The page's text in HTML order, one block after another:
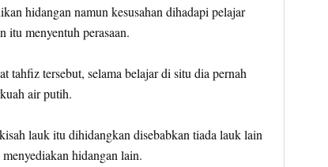
hidangan namun kesusahan dihadapi pelajar
itu menyentuh perasaan.
tahfiz tersebut, selama belajar di situ dia pernah
air putih.
lauk itu dihidangkan disebabkan tiada lauk lain
hidangan lain.